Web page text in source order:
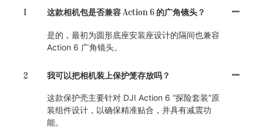
1 这款相机包是否兼容 Action 6 的广角镜头？
是的，最初为圆形底座安装座设计的隔间也兼容
Action 6 广角镜头。
2 我可以把相机装上保护笼存放吗？
这款保护壳主要针对 DJI Action 6 “探险套装”原
装组件设计，以确保精准贴合，并具有减震功
能。